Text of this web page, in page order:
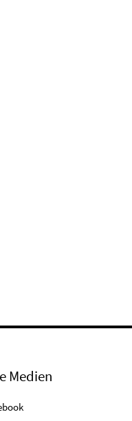
Medien